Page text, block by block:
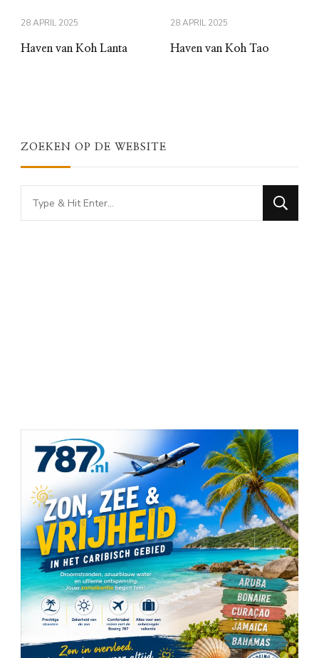
28 APRIL 2025
Haven van Koh Lanta
28 APRIL 2025
Haven van Koh Tao
ZOEKEN OP DE WEBSITE
Looking
for